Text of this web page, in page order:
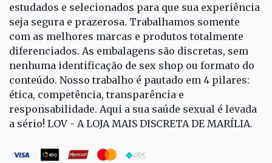
estudados e selecionados para que sua experiência
seja segura e prazerosa. Trabalhamos somente
com as melhores marcas e produtos totalmente
diferenciados. As embalagens são discretas, sem
nenhuma identificação de sex shop ou formato do
conteúdo. Nosso trabalho é pautado em 4 pilares:
ética, competência, transparência e
responsabilidade. Aqui a sua saúde sexual é levada
a sério! LOV - A LOJA MAIS DISCRETA DE MARÍLIA.